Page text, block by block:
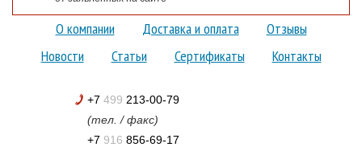
О компании Доставка и оплата
Отзывы
Новости
Статьи Сертификаты Контакты
+7 499 213-00-79
(тел. / факс)
+7 916 856-69-17